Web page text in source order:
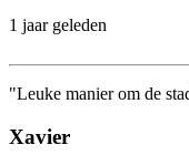
1 jaar geleden
"Leuke manier om de
Xavier